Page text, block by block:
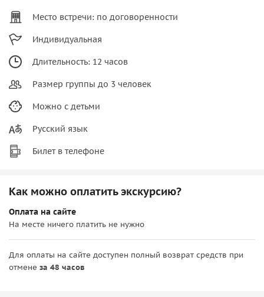
Место встречи: по договоренности
Индивидуальная
Длительность: 12 часов
Размер группы до 3 человек
Можно с детьми
Русский язык
Билет в телефоне
Как можно оплатить экскурсию?
Оплата на сайте
На месте ничего платить не нужно
Для оплаты на сайте доступен полный возврат средств при
отмене за 48 часов